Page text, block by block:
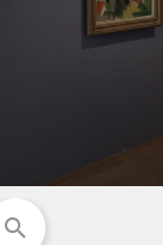
search